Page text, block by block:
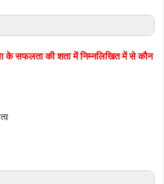
के सफलता की शता में निम्नलिखित में से कौन